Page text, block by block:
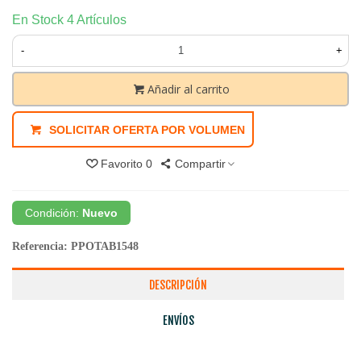
En Stock 4 Artículos
- +
Añadir al carrito
SOLICITAR OFERTA POR VOLUMEN
Favorito 0 Compartir
Condición: Nuevo
Referencia: PPOTAB1548
DESCRIPCIÓN
ENVÍOS